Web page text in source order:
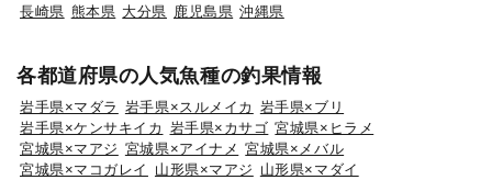
長崎県 熊本県 大分県 鹿児島県 沖縄県
各都道府県の人気魚種の釣果情報
岩手県×マダラ 岩手県×スルメイカ 岩手県×ブリ
岩手県×ケンサキイカ 岩手県×カサゴ 宮城県×ヒラメ
宮城県×マアジ 宮城県×アイナメ 宮城県×メバル
宮城県×マコガレイ
山形県×マアジ 山形県×マダイ